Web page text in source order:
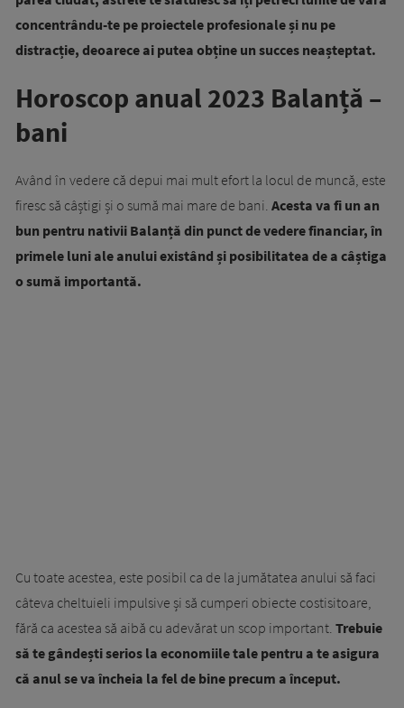
concentrându-te pe proiectele profesionale și nu pe
distracție, deoarece ai putea obține un succes neașteptat.
Horoscop anual 2023 Balanță –
bani
Având în vedere că depui mai mult efort la locul de muncă, este
firesc să câștigi și o sumă mai mare de bani. Acesta va fi un an
bun pentru nativii Balanță din punct de vedere financiar, în
primele luni ale anului existând și posibilitatea de a câștiga
o sumă importantă.
Cu toate acestea, este posibil ca de la jumătatea anului să faci
câteva cheltuieli impulsive și să cumperi obiecte costisitoare,
fără ca acestea să aibă cu adevărat un scop important. Trebuie
să te gândești serios la economiile tale pentru a te asigura
că anul se va încheia la fel de bine precum a început.